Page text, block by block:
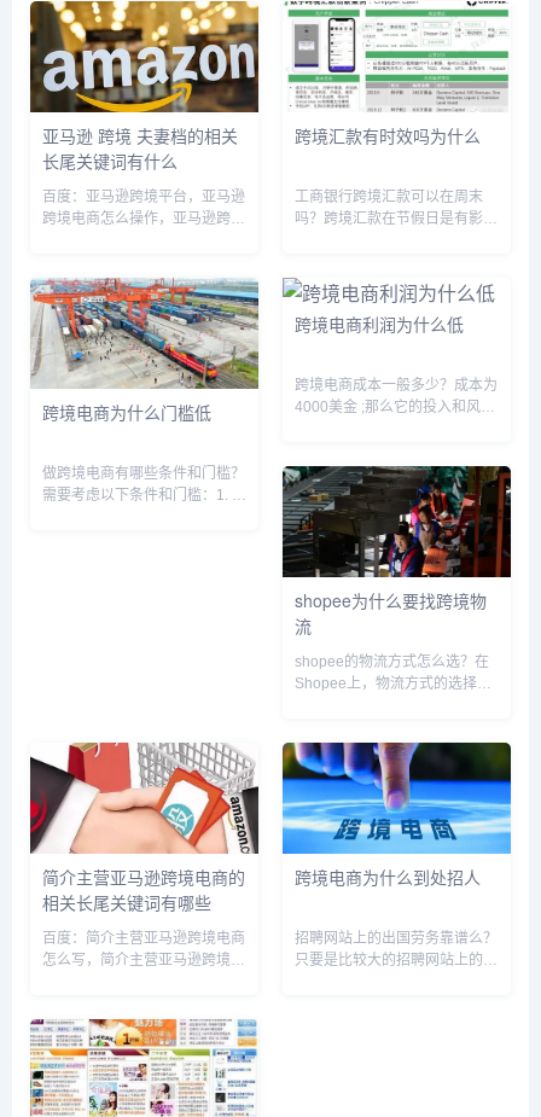
亚马逊 跨境 夫妻档的相关
长尾关键词有什么
百度：亚马逊跨境平台，亚马逊
跨境电商怎么操作，亚马逊跨境
完整教程，亚马逊平台跨境合规
吗，亚马逊跨境怎么开店，亚马
逊跨境电商是什么意思，亚马逊
跨...
跨境汇款有时效吗为什么
工商银行跨境汇款可以在周末
吗？跨境汇款在节假日是有影响
受国外银行办理时间影响，实际
到账的时间需要与收款人或收款
银行核实到账情况。双休及法定
跨境电商为什么门槛低
做跨境电商有哪些条件和门槛？
需要考虑以下条件和门槛：1. 合
跨境电商利润为什么低
跨境电商成本一般多少？成本为
4000美金 ;那么它的投入和风险
均15天左右妥投,一般平台是在
订单妥投后的15天后,给你打款
一次,你需要准备的...
shopee为什么要找跨境物
流
shopee的物流方式怎么选？在
Shopee上，物流方式的选择取
同的物流方式，如快递、平邮或
自提等。选择物流方式时，可以
根据自己的需求考虑速度、...
简介主营亚马逊跨境电商的
相关长尾关键词有哪些
百度：简介主营亚马逊跨境电商
怎么写，简介主营亚马逊跨境电
亚马逊跨境电商公司主营业务怎
么写，亚马逊跨境电商老板叫什
么名字，亚马逊官网跨境电商公
司招...
跨境电商为什么到处招人
招聘网站上的出国劳务靠谱么？
只要是比较大的招聘网站上的出